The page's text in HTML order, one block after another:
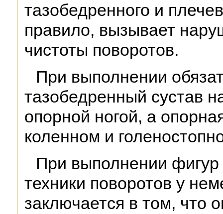
тазобедренного и
правило, вызывает
чистоты поворотов.
При выполнении
тазобедренный сустав
опорной ногой, а
коленном и
При выполнении фигур
техники поворотов у
заключается в том, что